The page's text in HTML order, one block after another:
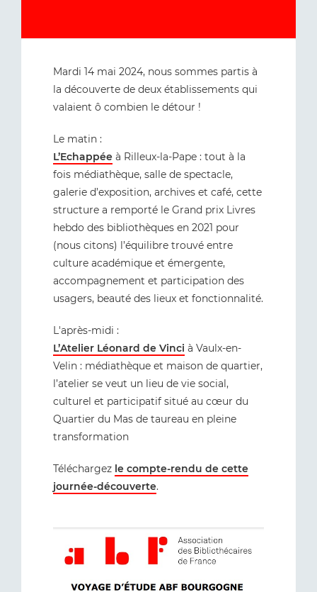
Mardi 14 mai 2024, nous sommes partis à
la découverte de deux établissements qui
valaient ô combien le détour !
Le matin :
L’Echappée à Rilleux-la-Pape : tout à la
fois médiathèque, salle de spectacle,
galerie d’exposition, archives et café, cette
structure a remporté le Grand prix Livres
hebdo des bibliothèques en 2021 pour
(nous citons) l’équilibre trouvé entre
culture académique et émergente,
accompagnement et participation des
usagers, beauté des lieux et fonctionnalité.
L'après-midi :
L’Atelier Léonard de Vinci à Vaulx-en-
Velin : médiathèque et maison de quartier,
l’atelier se veut un lieu de vie social,
culturel et participatif situé au cœur du
Quartier du Mas de taureau en pleine
transformation
Téléchargez le compte-rendu de cette
journée-découverte.